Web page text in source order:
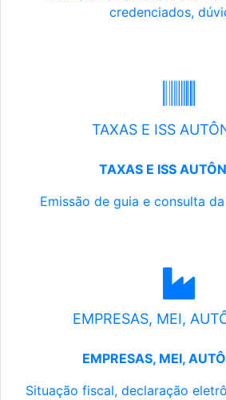
credenciados,
TAXAS E ISS
TAXAS E ISS
Emissão de guia e consulta
EMPRESAS, MEI,
EMPRESAS, MEI,
Situação fiscal, declaração